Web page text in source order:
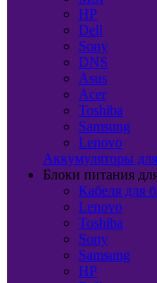
HP
Dell
Sony
DNS
Asus
Acer
Toshiba
Samsung
Lenovo
Аккумуляторы
Блоки питания
Кабеля для
Lenovo
Toshiba
Sony
Samsung
HP